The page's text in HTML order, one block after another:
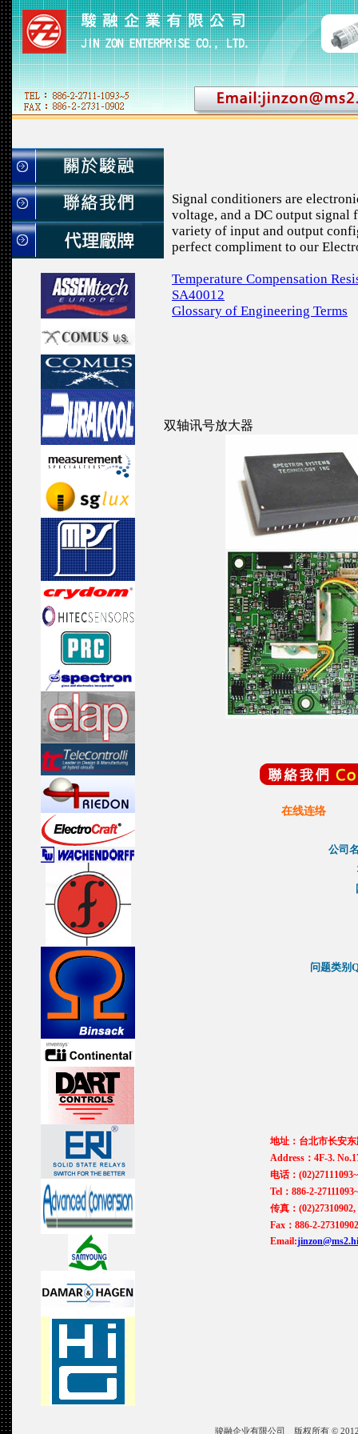
Signal conditioners are
voltage, and a DC output
variety of input and output
perfect compliment to our
Temperature Compensation
SA40012
Glossary of Engineering Terms
双轴讯号放大器
在线连络
公司
问题类别
地址：台北市长安
Address：4F-3.
电话：
Tel：886-2-
传真：(02)27310902,
Fax：886-2-
Email:
骏融企业有限公司 版权所有 © 2012